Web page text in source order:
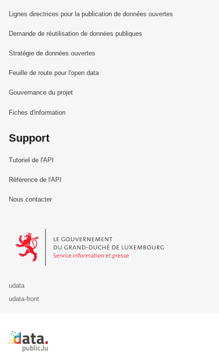
Lignes directrices pour la publication de données ouvertes
Demande de réutilisation de données publiques
Stratégie de données ouvertes
Feuille de route pour l'open data
Gouvernance du projet
Fiches d'information
Support
Tutoriel de l'API
Référence de l'API
Nous contacter
Le Gouvernement du Grand-Duché de Luxembourg - Service
udata
udata-front
Retour à l'accueil de data.public.lu